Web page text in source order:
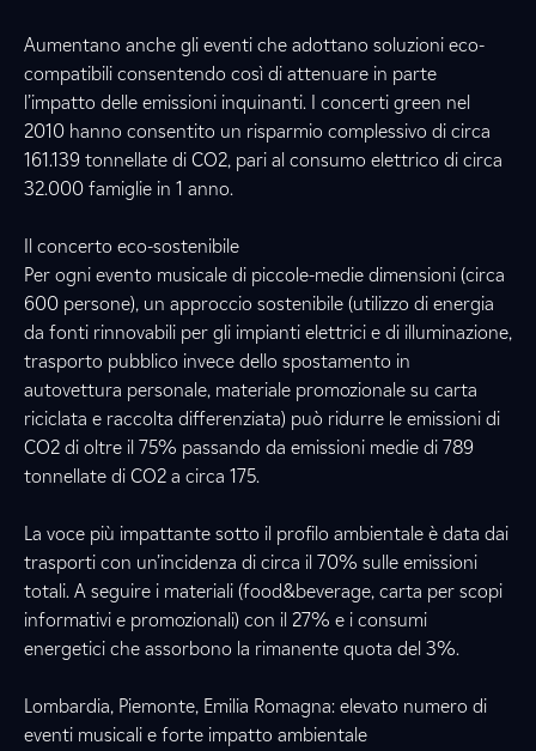
Aumentano anche gli eventi che adottano soluzioni eco-
compatibili consentendo così di attenuare in parte
l’impatto delle emissioni inquinanti. I concerti green nel
2010 hanno consentito un risparmio complessivo di circa
161.139 tonnellate di CO2, pari al consumo elettrico di circa
32.000 famiglie in 1 anno.
Il concerto eco-sostenibile
Per ogni evento musicale di piccole-medie dimensioni (circa
600 persone), un approccio sostenibile (utilizzo di energia
da fonti rinnovabili per gli impianti elettrici e di illuminazione,
trasporto pubblico invece dello spostamento in
autovettura personale, materiale promozionale su carta
riciclata e raccolta differenziata) può ridurre le emissioni di
CO2 di oltre il 75% passando da emissioni medie di 789
tonnellate di CO2 a circa 175.
La voce più impattante sotto il profilo ambientale è data dai
trasporti con un’incidenza di circa il 70% sulle emissioni
totali. A seguire i materiali (food&beverage, carta per scopi
informativi e promozionali) con il 27% e i consumi
energetici che assorbono la rimanente quota del 3%.
Lombardia, Piemonte, Emilia Romagna: elevato numero di
eventi musicali e forte impatto ambientale